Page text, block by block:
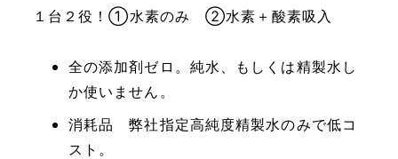
１台２役！①水素のみ ②水素＋酸素吸入
全の添加剤ゼロ。純水、もしくは精製水し
か使いません。
消耗品 弊社指定高純度精製水のみで低コ
スト。